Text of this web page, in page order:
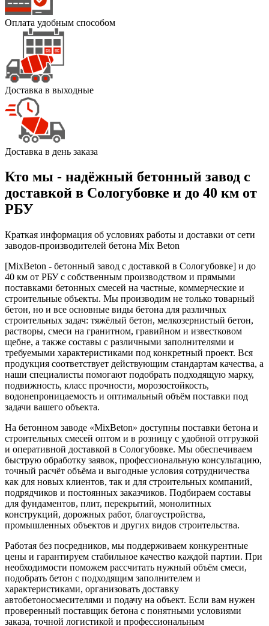
Оплата удобным способом
Доставка в выходные
Доставка в день заказа
Кто мы - надёжный бетонный завод с
доставкой в Сологубовке и до 40 км от
РБУ
Краткая информация об условиях работы и доставки от сети
заводов-производителей бетона Mix Beton
[MixBeton - бетонный завод с доставкой в Сологубовке] и до
40 км от РБУ с собственным производством и прямыми
поставками бетонных смесей на частные, коммерческие и
строительные объекты. Мы производим не только товарный
бетон, но и все основные виды бетона для различных
строительных задач: тяжёлый бетон, мелкозернистый бетон,
растворы, смеси на гранитном, гравийном и известковом
щебне, а также составы с различными заполнителями и
требуемыми характеристиками под конкретный проект. Вся
продукция соответствует действующим стандартам качества, а
наши специалисты помогают подобрать подходящую марку,
подвижность, класс прочности, морозостойкость,
водонепроницаемость и оптимальный объём поставки под
задачи вашего объекта.
На бетонном заводе «MixBeton» доступны поставки бетона и
строительных смесей оптом и в розницу с удобной отгрузкой
и оперативной доставкой в Сологубовке. Мы обеспечиваем
быструю обработку заявок, профессиональную консультацию,
точный расчёт объёма и выгодные условия сотрудничества
как для новых клиентов, так и для строительных компаний,
подрядчиков и постоянных заказчиков. Подбираем составы
для фундаментов, плит, перекрытий, монолитных
конструкций, дорожных работ, благоустройства,
промышленных объектов и других видов строительства.
Работая без посредников, мы поддерживаем конкурентные
цены и гарантируем стабильное качество каждой партии. При
необходимости поможем рассчитать нужный объём смеси,
подобрать бетон с подходящим заполнителем и
характеристиками, организовать доставку
автобетоносмесителями и подачу на объект. Если вам нужен
проверенный поставщик бетона с понятными условиями
заказа, точной логистикой и профессиональным